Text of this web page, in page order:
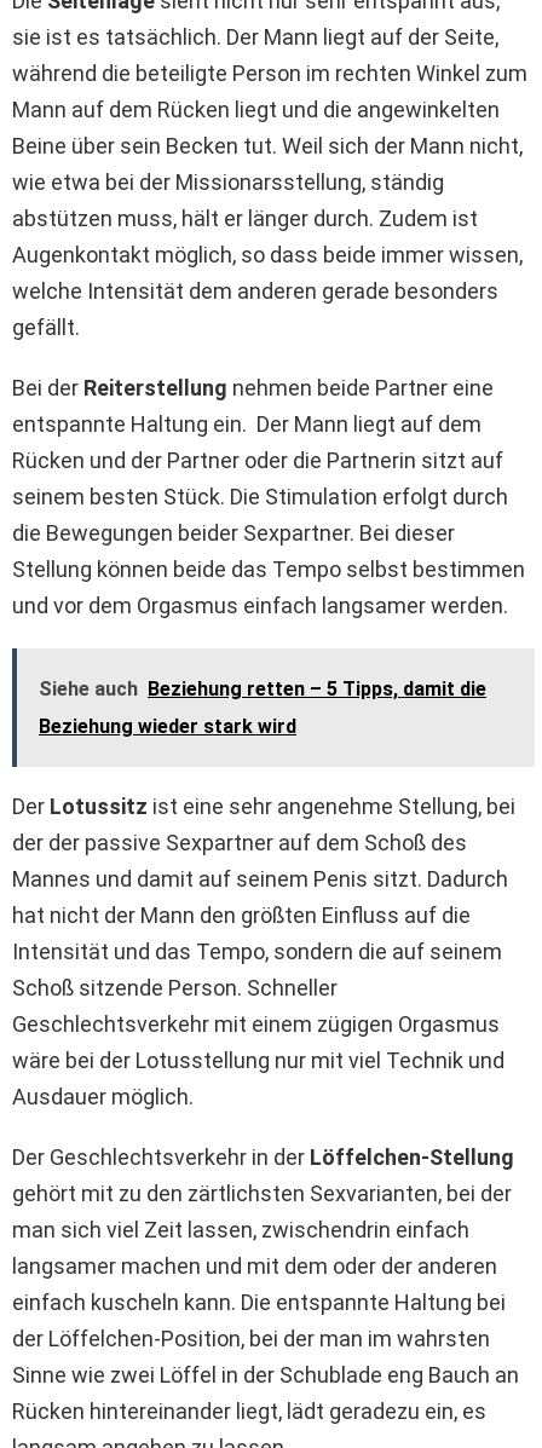
sie ist es tatsächlich. Der Mann liegt auf der Seite,
während die beteiligte Person im rechten Winkel zum
Mann auf dem Rücken liegt und die angewinkelten
Beine über sein Becken tut. Weil sich der Mann nicht,
wie etwa bei der Missionarsstellung, ständig
abstützen muss, hält er länger durch. Zudem ist
Augenkontakt möglich, so dass beide immer wissen,
welche Intensität dem anderen gerade besonders
gefällt.
Bei der Reiterstellung nehmen beide Partner eine
entspannte Haltung ein. Der Mann liegt auf dem
Rücken und der Partner oder die Partnerin sitzt auf
seinem besten Stück. Die Stimulation erfolgt durch
die Bewegungen beider Sexpartner. Bei dieser
Stellung können beide das Tempo selbst bestimmen
und vor dem Orgasmus einfach langsamer werden.
Siehe auch Beziehung retten – 5 Tipps, damit die
Beziehung wieder stark wird
Der Lotussitz ist eine sehr angenehme Stellung, bei
der der passive Sexpartner auf dem Schoß des
Mannes und damit auf seinem Penis sitzt. Dadurch
hat nicht der Mann den größten Einfluss auf die
Intensität und das Tempo, sondern die auf seinem
Schoß sitzende Person. Schneller
Geschlechtsverkehr mit einem zügigen Orgasmus
wäre bei der Lotusstellung nur mit viel Technik und
Ausdauer möglich.
Der Geschlechtsverkehr in der Löffelchen-Stellung
gehört mit zu den zärtlichsten Sexvarianten, bei der
man sich viel Zeit lassen, zwischendrin einfach
langsamer machen und mit dem oder der anderen
einfach kuscheln kann. Die entspannte Haltung bei
der Löffelchen-Position, bei der man im wahrsten
Sinne wie zwei Löffel in der Schublade eng Bauch an
Rücken hintereinander liegt, lädt geradezu ein, es